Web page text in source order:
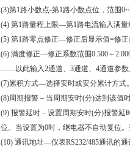
(3)第1路小数点-第1路小数点位，范围
(4) 第1路量程上限—第1路电流输入满量
(5) 第1路零点修正—修正后显示值=修
(6) 满度修正—修正系数范围0.500～
……以此输入2通道、3通道、4通道参数
(7)累积方式—选择安时或安分累计方式
(8)周期报警－当周期安时(分)达到该值
(9) 报警延时－设置周期安时(分)报警
位。当设置为0时，继电器不自动复位。
(10) 通讯地址—仪表RS232/485通讯的